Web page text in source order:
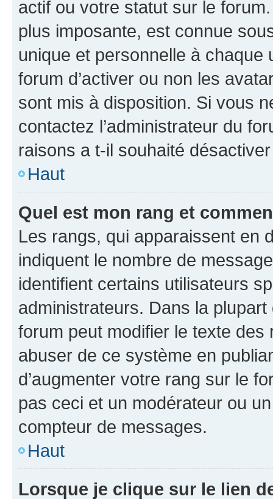
actif ou votre statut sur le
plus imposante, est connue
unique et personnelle à chaque
forum d’activer ou non les
sont mis à disposition. Si vous
contactez l’administrateur du
raisons a t-il souhaité
Haut
Quel est mon rang et
Les rangs, qui apparaissent en
indiquent le nombre de
identifient certains utilisateurs
administrateurs. Dans la
forum peut modifier le texte
abuser de ce système en
d’augmenter votre rang sur le
pas ceci et un modérateur ou
compteur de messages.
Haut
Lorsque je clique sur le lien